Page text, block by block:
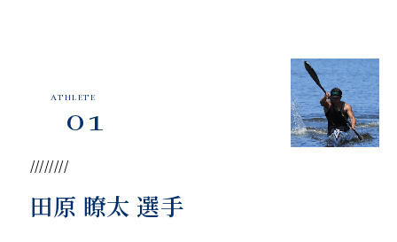
ATHLETE
01
田原 瞭太 選手
////////